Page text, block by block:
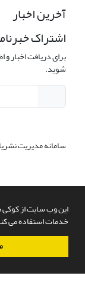
این وب سایت از کوکی
خدمات استفاده می
آخرین اخبار
اشتراک
برای دریافت اخبار
شوید.
سامانه مدیریت